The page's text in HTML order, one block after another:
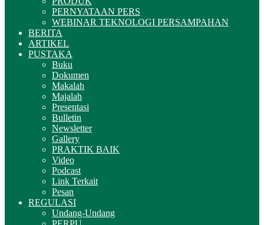
PERNYATAAN PERS
WEBINAR TEKNOLOGI PERSAMPAHAN
BERITA
ARTIKEL
PUSTAKA
Buku
Dokumen
Makalah
Majalah
Presentasi
Bulletin
Newsletter
Gallery
PRAKTIK BAIK
Video
Podcast
Link Terkait
Pesan
REGULASI
Undang-Undang